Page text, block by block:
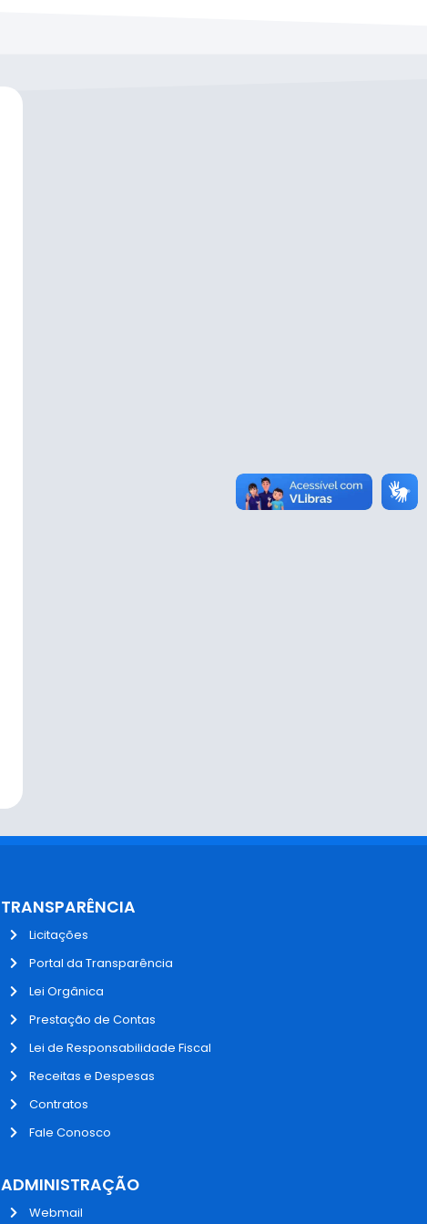
TRANSPARÊNCIA
Licitações
Portal da Transparência
Lei Orgânica
Prestação de Contas
Lei de Responsabilidade Fiscal
Receitas e Despesas
Contratos
Fale Conosco
ADMINISTRAÇÃO
Webmail